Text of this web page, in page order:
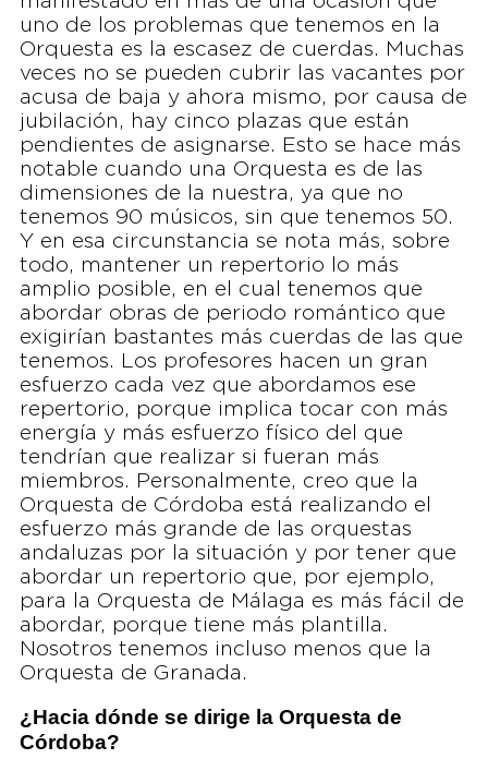
uno de los problemas que tenemos en la
Orquesta es la escasez de cuerdas. Muchas
veces no se pueden cubrir las vacantes por
acusa de baja y ahora mismo, por causa de
jubilación, hay cinco plazas que están
pendientes de asignarse. Esto se hace más
notable cuando una Orquesta es de las
dimensiones de la nuestra, ya que no
tenemos 90 músicos, sin que tenemos 50.
Y en esa circunstancia se nota más, sobre
todo, mantener un repertorio lo más
amplio posible, en el cual tenemos que
abordar obras de periodo romántico que
exigirían bastantes más cuerdas de las que
tenemos. Los profesores hacen un gran
esfuerzo cada vez que abordamos ese
repertorio, porque implica tocar con más
energía y más esfuerzo físico del que
tendrían que realizar si fueran más
miembros. Personalmente, creo que la
Orquesta de Córdoba está realizando el
esfuerzo más grande de las orquestas
andaluzas por la situación y por tener que
abordar un repertorio que, por ejemplo,
para la Orquesta de Málaga es más fácil de
abordar, porque tiene más plantilla.
Nosotros tenemos incluso menos que la
Orquesta de Granada.
¿Hacia dónde se dirige la Orquesta de
Córdoba?